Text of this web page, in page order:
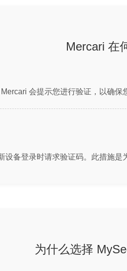
Mercari 在
会提示您进行验证，以确
设备登录时请求验证码。此措施
为什么选择